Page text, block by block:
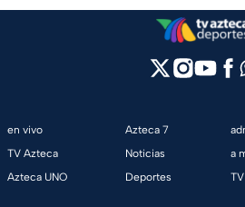
en vivo
TV Azteca
Azteca UNO
Azteca 7
Noticias
Deportes
a